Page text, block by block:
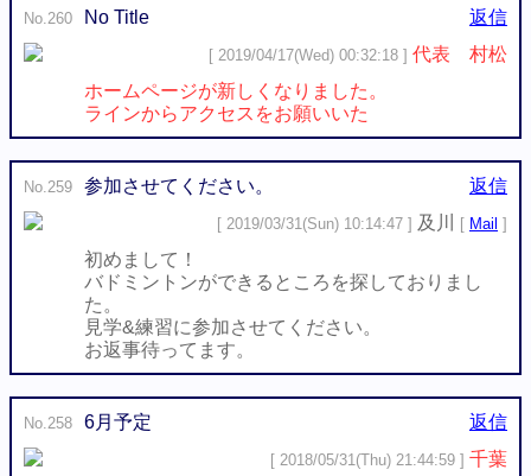
No.260 No Title 返信
[ 2019/04/17(Wed) 00:32:18 ] 代表 村松
ホームページが新しくなりました。
ラインからアクセスをお願いいた
No.259 参加させてください。 返信
[ 2019/03/31(Sun) 10:14:47 ] 及川 [ Mail ]
初めまして！
バドミントンができるところを探しておりまし
た。
見学&練習に参加させてください。
お返事待ってます。
No.258 6月予定 返信
[ 2018/05/31(Thu) 21:44:59 ] 千葉